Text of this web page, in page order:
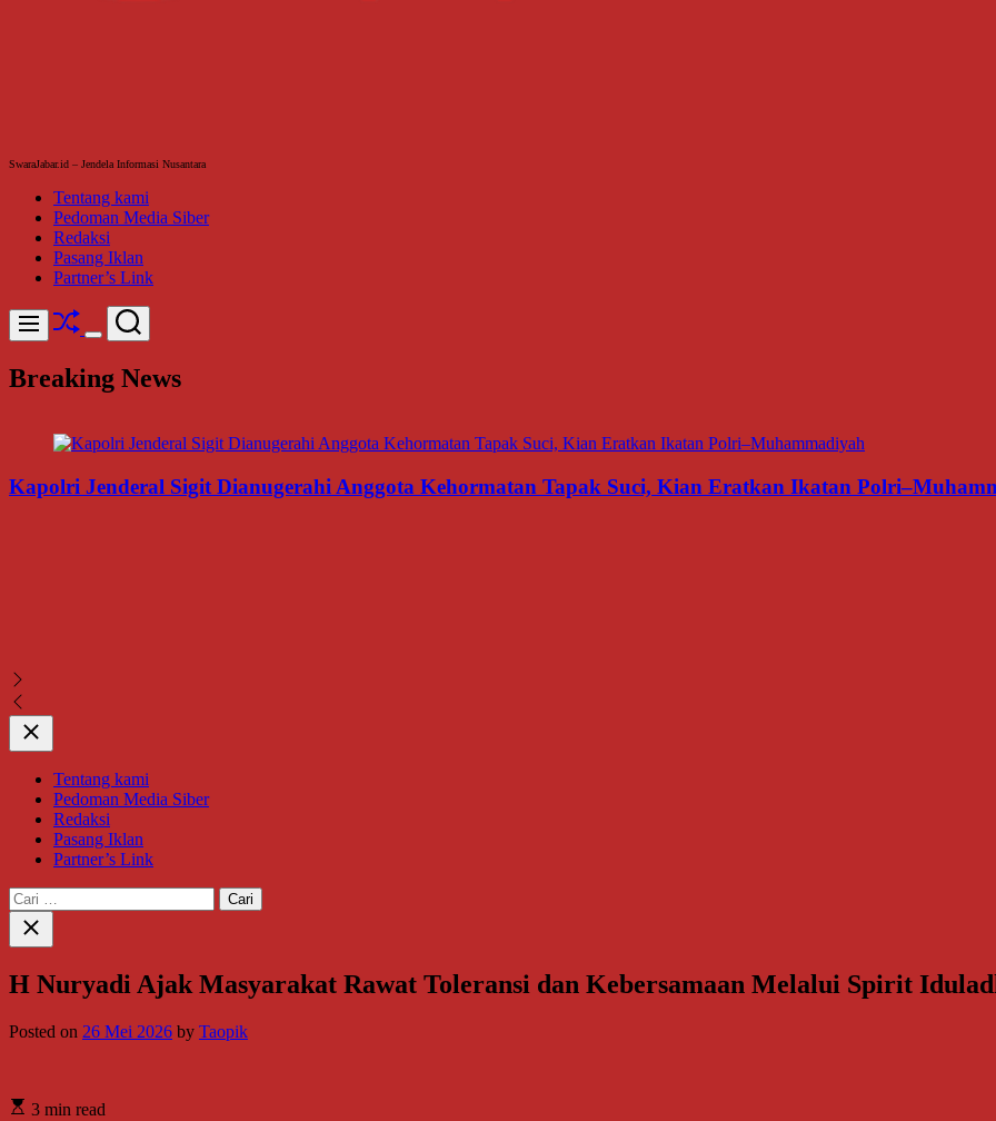
SwaraJabar.id – Jendela Informasi Nusantara
Tentang kami
Pedoman Media Siber
Redaksi
Pasang Iklan
Partner’s Link
Menu Shuffle
Switch
mode
Search
Breaking News
Kapolri Jenderal Sigit Dianugerahi Anggota Kehormatan Tapak Suci, Kian Eratkan Ikatan
Close
Tentang kami
Pedoman Media Siber
Redaksi
Pasang Iklan
Partner’s Link
Cari
untuk:
Close
search
H Nuryadi Ajak Masyarakat Rawat Toleransi dan Kebersamaan Melalui Spirit
Posted on 26 Mei 2026 by Taopik
3 min read